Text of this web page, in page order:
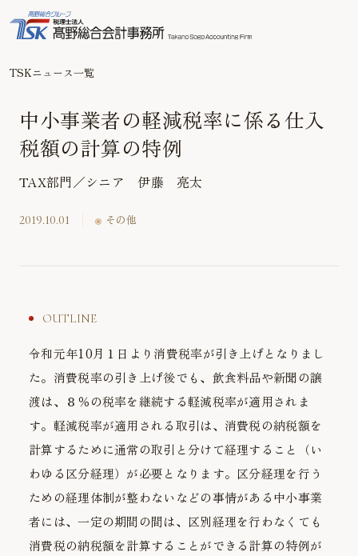
TSKニュース一覧
中小事業者の軽減税率に係る仕入
税額の計算の特例
TAX部門／シニア 伊藤 亮太
2019.10.01 その他
OUTLINE
令和元年10月１日より消費税率が引き上げとなりまし
た。消費税率の引き上げ後でも、飲食料品や新聞の譲
渡は、８％の税率を継続する軽減税率が適用されま
す。軽減税率が適用される取引は、消費税の納税額を
計算するために通常の取引と分けて経理すること（い
わゆる区分経理）が必要となります。区分経理を行う
ための経理体制が整わないなどの事情がある中小事業
者には、一定の期間の間は、区別経理を行わなくても
消費税の納税額を計算することができる計算の特例が